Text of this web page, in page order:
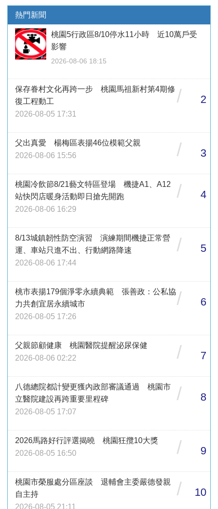
熱門新聞
桃園5行政區8/10停水11小時 近10萬戶受
影響
2026-08-06 18:15
保存眷村文化再跨一步 桃園馬祖新村第4期修
復工程動工
2026-08-05 17:31
/ 2
父出真愛 楊梅區表揚46位模範父親
2026-08-06 15:56
/ 3
桃園冷飲節8/21藝文特區登場 機捷A1、A12
站快閃店暖身活動即日搶先開跑
2026-08-06 16:29
/ 4
8/13城鎮韌性防空演習 演練期間機捷正常營
運、車站只進不出、行動網路降速
2026-08-06 17:44
/ 5
桃市表揚179個淨零永續典範 張善政：公私協
力共創宜居永續城市
2026-08-05 17:26
/ 6
父親節顧健康 桃園醫院提醒泌尿保健
2026-08-06 02:22
/ 7
八德總院都計變更獲內政部審議通過 桃園市
立醫院建設再跨重要里程碑
2026-08-05 17:07
/ 8
2026馬路好行評選揭曉 桃園狂攬10大獎
2026-08-05 16:50
/ 9
桃園市榮服處分區座談 退輔會主委嚴德發親
自主持
2026-08-05 21:11
/ 10